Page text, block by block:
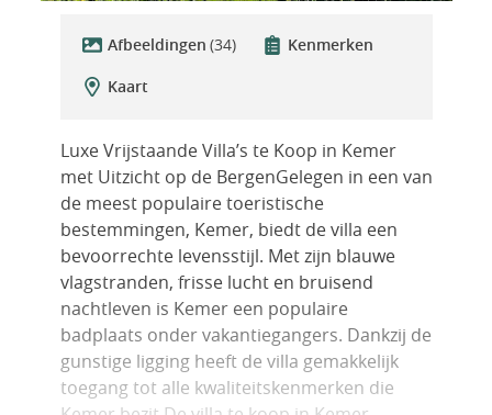
Afbeeldingen (34)
Kenmerken
Kaart
Luxe Vrijstaande Villa’s te Koop in Kemer
met Uitzicht op de BergenGelegen in een van
de meest populaire toeristische
bestemmingen, Kemer, biedt de villa een
bevoorrechte levensstijl. Met zijn blauwe
vlagstranden, frisse lucht en bruisend
nachtleven is Kemer een populaire
badplaats onder vakantiegangers. Dankzij de
gunstige ligging heeft de villa gemakkelijk
toegang tot alle kwaliteitskenmerken die